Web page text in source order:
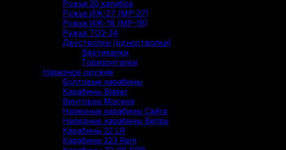
Ружья 20 калибра
Ружья ИЖ-27 (МР-27)
Ружья ИЖ-18 (МР-18)
Ружья ТОЗ-34
Двустволки (одностволки)
Вертикалки
Горизонталки
Нарезное оружие
Болтовые карабины
Карабины Blaser
Винтовки Мосина
Нарезные карабины Сайга
Нарезные карабины Вепрь
Карабины 22 LR
Карабины 223 Rem